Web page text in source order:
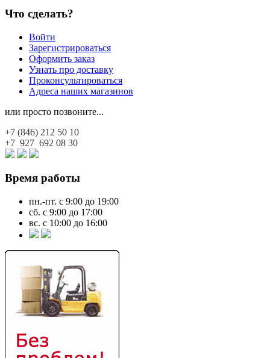
Что сделать?
Войти
Зарегистрироваться
Оформить заказ
Узнать про доставку
Проконсультироваться
Адреса наших магазинов
или просто позвоните...
+7 (846) 212 50 10
+7 927 692 08 30
Время работы
пн.-пт. с 9:00 до 19:00
сб. с 9:00 до 17:00
вс. с 10:00 до 16:00